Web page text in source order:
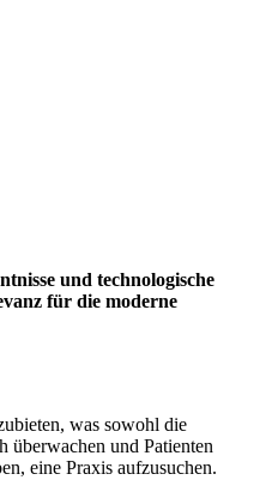
und technologische
für die moderne
was sowohl die
überwachen und Patienten
eine Praxis aufzusuchen.